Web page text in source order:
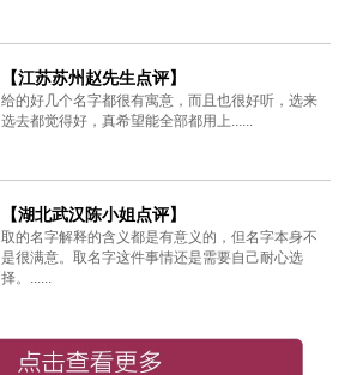
【江苏苏州赵先生点评】
给的好几个名字都很有寓意，而且也很好听，选来
选去都觉得好，真希望能全部都用上......
【湖北武汉陈小姐点评】
取的名字解释的含义都是有意义的，但名字本身不
是很满意。取名字这件事情还是需要自己耐心选
择。......